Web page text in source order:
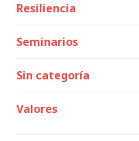
Resiliencia
Seminarios
Sin categoría
Valores